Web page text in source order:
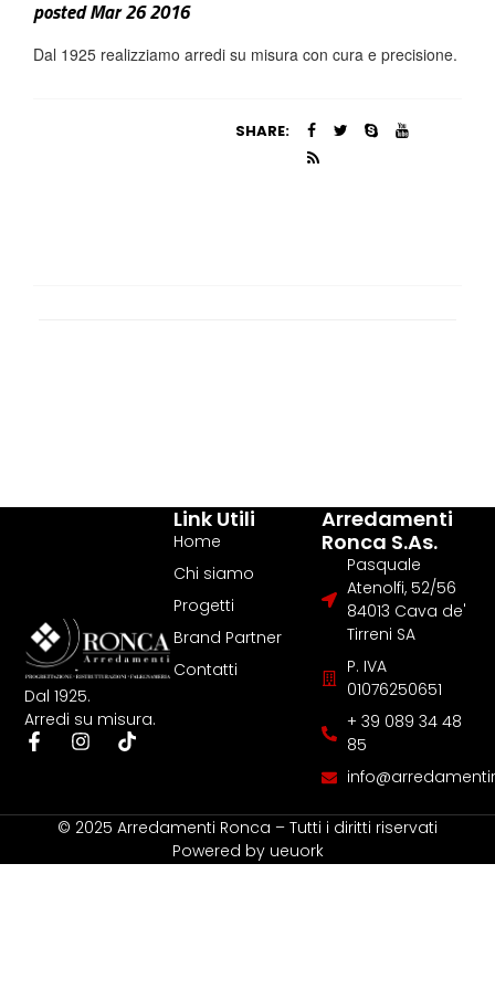
posted Mar 26 2016
Dal 1925 realizziamo arredi su misura con cura e precisione.
SHARE:
Dal 1925.
Arredi su misura.
Link Utili
Home
Chi siamo
Progetti
Brand Partner
Contatti
Arredamenti
Ronca S.as.
Pasquale
Atenolfi, 52/56
84013 Cava de'
Tirreni SA
P. IVA
01076250651
+ 39 089 34 48
85
© 2025 Arredamenti Ronca – Tutti i diritti riservati
Powered by ueuork